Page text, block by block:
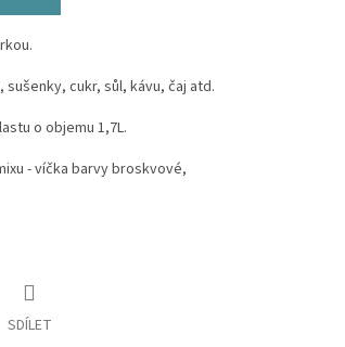
cukr, sůl, kávu, čaj atd.
o objemu 1,7L.
- víčka barvy broskvové,
SDÍLET